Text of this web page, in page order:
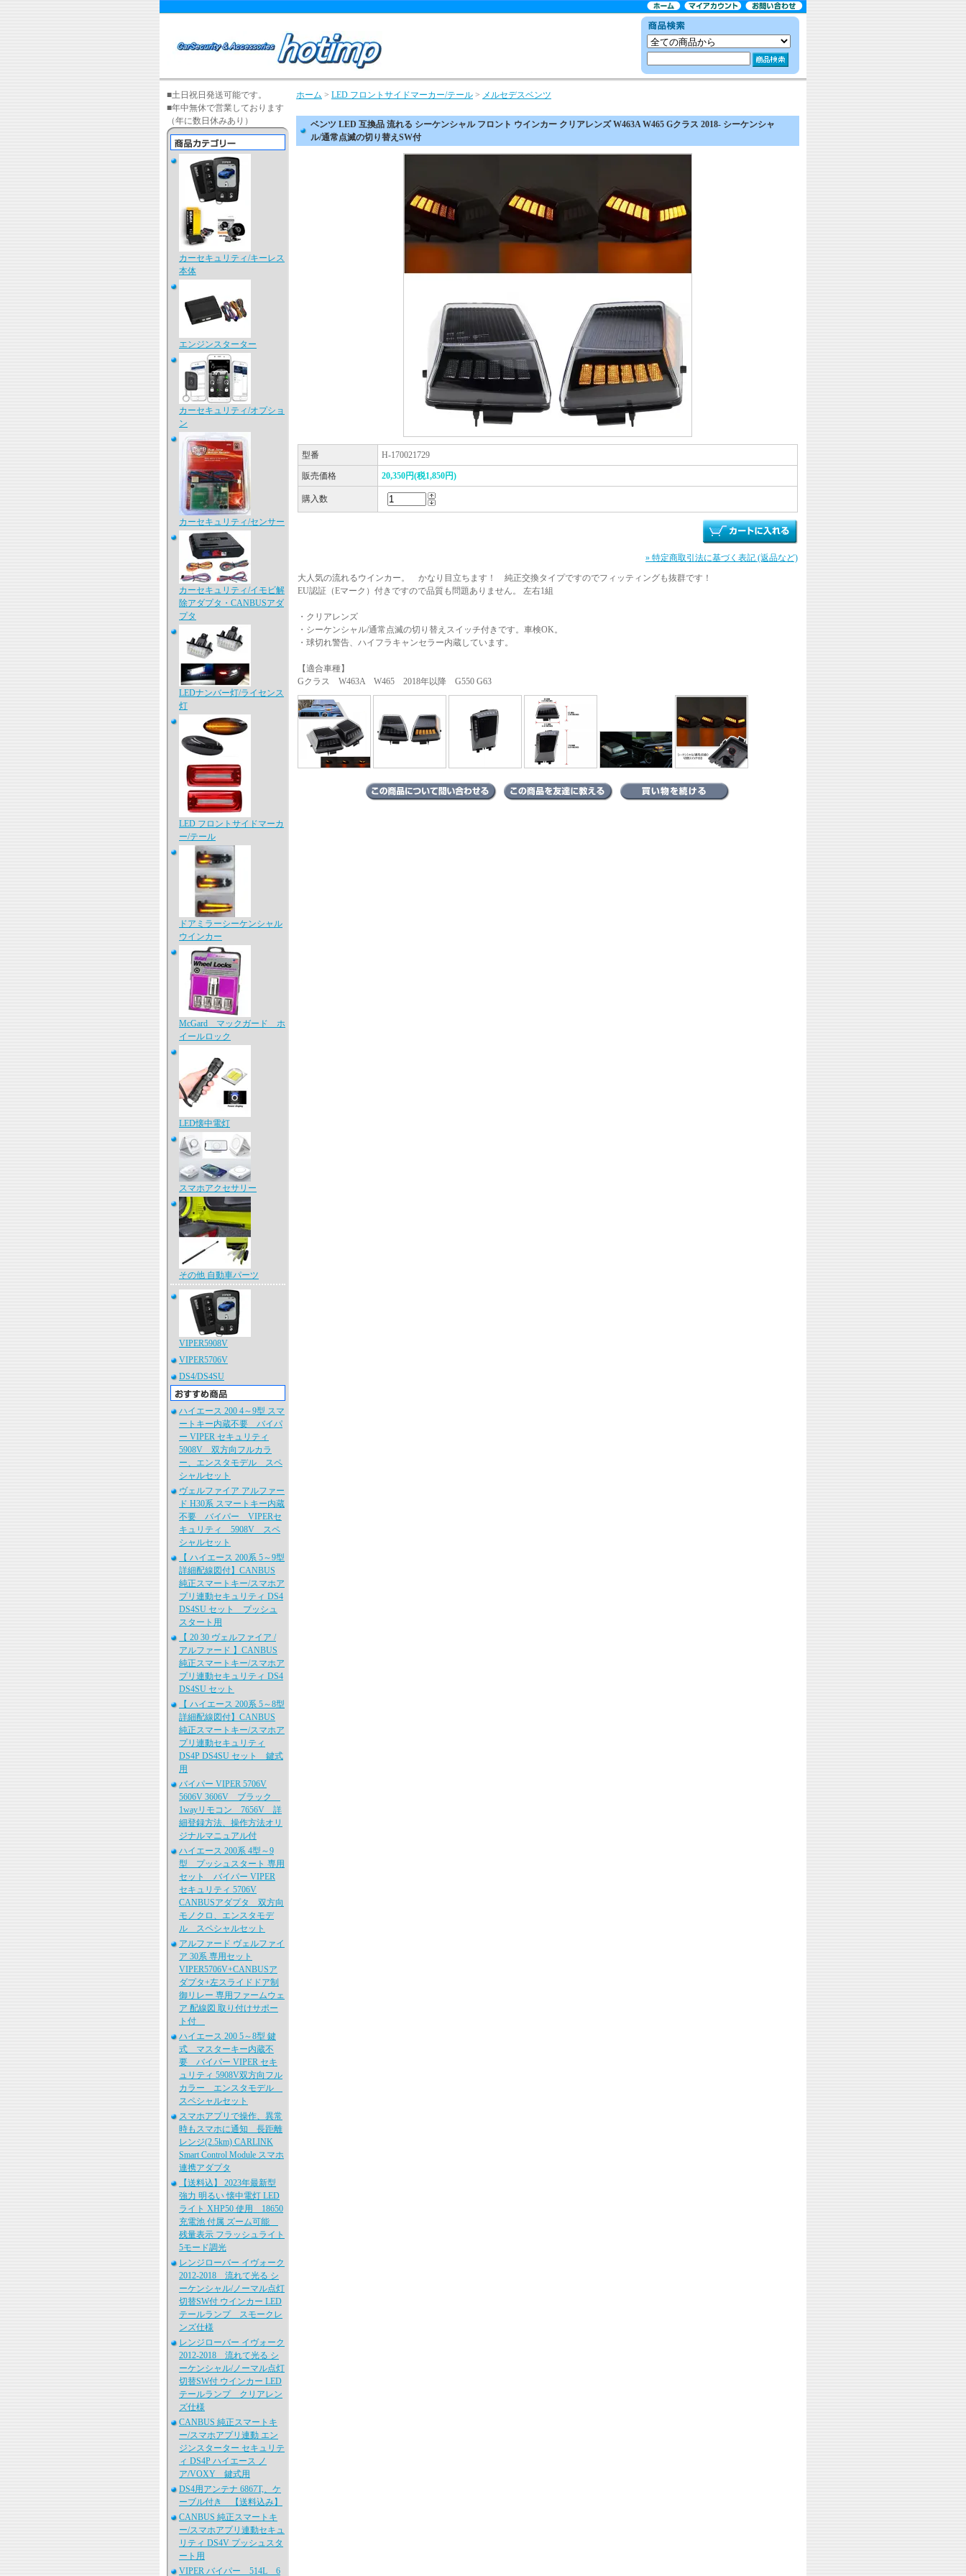
■土日祝日発送可能です。
■年中無休で営業しております
（年に数日休みあり）
カーセキュリティ/キーレス
本体
エンジンスターター
カーセキュリティ/オプショ
ン
カーセキュリティ/センサー
カーセキュリティ/イモビ解
除アダプタ・CANBUSアダ
プタ
LEDナンバー灯/ライセンス
灯
LED フロントサイドマーカ
ー/テール
ドアミラーシーケンシャル
ウインカー
McGard マックガード ホ
イールロック
LED懐中電灯
スマホアクセサリー
その他 自動車パーツ
VIPER5908V
VIPER5706V
DS4/DS4SU
ハイエース 200 4～9型 スマ
ートキー内蔵不要 バイパ
ー VIPER セキュリティ
5908V 双方向フルカラ
ー、エンスタモデル スペ
シャルセット
ヴェルファイア アルファー
ド H30系 スマートキー内蔵
不要 バイパー VIPERセ
キュリティ 5908V スペ
シャルセット
【 ハイエース 200系 5～9型
詳細配線図付】CANBUS
純正スマートキー/スマホア
プリ連動セキュリティ DS4
DS4SU セット プッシュ
スタート用
【 20 30 ヴェルファイア /
アルファード 】CANBUS
純正スマートキー/スマホア
プリ連動セキュリティ DS4
DS4SU セット
【 ハイエース 200系 5～8型
詳細配線図付】CANBUS
純正スマートキー/スマホア
プリ連動セキュリティ
DS4P DS4SU セット 鍵式
用
バイパー VIPER 5706V
5606V 3606V ブラック
1wayリモコン 7656V 詳
細登録方法、操作方法オリ
ジナルマニュアル付
ハイエース 200系 4型～9
型 プッシュスタート 専用
セット バイパー VIPER
セキュリティ 5706V
CANBUSアダプタ 双方向
モノクロ、エンスタモデ
ル スペシャルセット
アルファード ヴェルファイ
ア 30系 専用セット
VIPER5706V+CANBUSア
ダプタ+左スライドドア制
御リレー 専用ファームウェ
ア 配線図 取り付けサポー
ト付
ハイエース 200 5～8型 鍵
式 マスターキー内蔵不
要 バイパー VIPER セキ
ュリティ 5908V双方向フル
カラー エンスタモデル
スペシャルセット
スマホアプリで操作、異常
時もスマホに通知 長距離
レンジ(2.5km) CARLINK
Smart Control Module スマホ
連携アダプタ
【送料込】 2023年最新型
強力 明るい 懐中電灯 LED
ライト XHP50 使用 18650
充電池 付属 ズーム可能
残量表示 フラッシュライト
5モード調光
レンジローバー イヴォーク
2012-2018 流れて光る シ
ーケンシャル/ノーマル点灯
切替SW付 ウインカー LED
テールランプ スモークレ
ンズ仕様
レンジローバー イヴォーク
2012-2018 流れて光る シ
ーケンシャル/ノーマル点灯
切替SW付 ウインカー LED
テールランプ クリアレン
ズ仕様
CANBUS 純正スマートキ
ー/スマホアプリ連動 エン
ジンスターター セキュリテ
ィ DS4P ハイエース ノ
ア/VOXY 鍵式用
DS4用アンテナ 6867T,、ケ
ーブル付き 【送料込み】
CANBUS 純正スマートキ
ー/スマホアプリ連動セキュ
リティ DS4V プッシュスタ
ート用
VIPER バイパー 514L 6
ホーム > LED フロントサイドマーカー/テール > メルセデスベンツ
ベンツ LED 互換品 流れる シーケンシャル フロント ウインカー クリアレンズ W463A W465 Gクラス 2018- シーケンシャ
ル/通常点滅の切り替えSW付
型番 H-170021729
販売価格 20,350円(税1,850円)
購入数
» 特定商取引法に基づく表記 (返品など)
大人気の流れるウインカー。 かなり目立ちます！ 純正交換タイプですのでフィッティングも抜群です！
EU認証（Eマーク）付きですので品質も問題ありません。 左右1組
・クリアレンズ
・シーケンシャル/通常点滅の切り替えスイッチ付きです。車検OK。
・球切れ警告、ハイフラキャンセラー内蔵しています。
【適合車種】
Gクラス W463A W465 2018年以降 G550 G63